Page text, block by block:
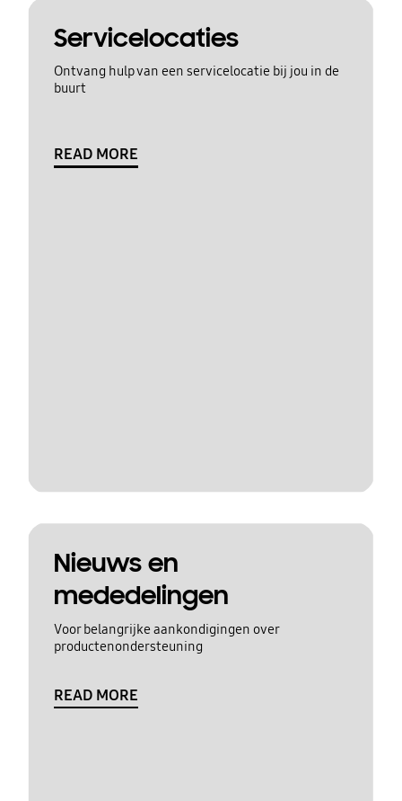
Servicelocaties
Ontvang hulp van een servicelocatie bij jou in de
buurt
READ MORE
Nieuws en
mededelingen
Voor belangrijke aankondigingen over
productenondersteuning
READ MORE